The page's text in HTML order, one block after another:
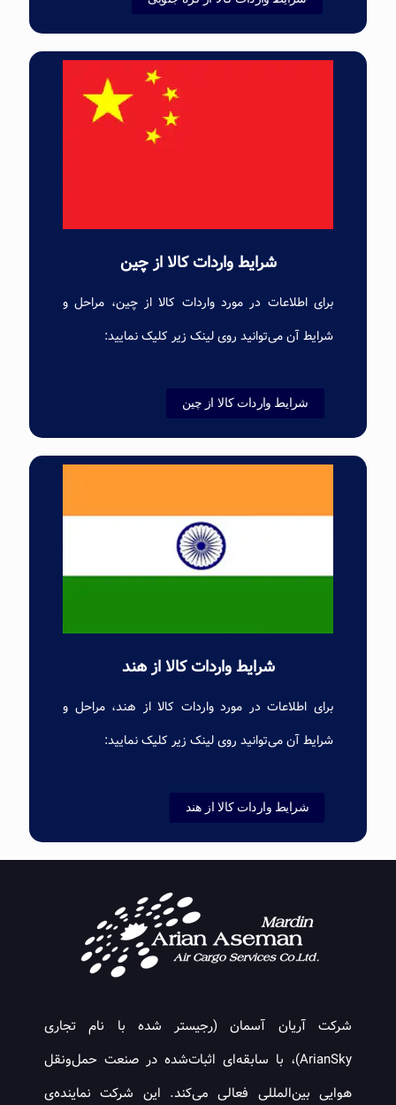
شرایط واردات کالا از چین
برای اطلاعات در مورد واردات کالا از چین، مراحل و
شرایط آن می‌توانید روی لینک زیر کلیک نمایید:
شرایط واردات کالا از چین
شرایط واردات کالا از هند
برای اطلاعات در مورد واردات کالا از هند، مراحل و
شرایط آن می‌توانید روی لینک زیر کلیک نمایید:
شرایط واردات کالا از هند
شرکت آریان آسمان (رجیستر شده با نام تجاری
ArianSky)، با سابقه‌ای اثبات‌شده در صنعت حمل‌ونقل
هوایی بین‌المللی فعالی می‌کند. این شرکت نماینده‌ی